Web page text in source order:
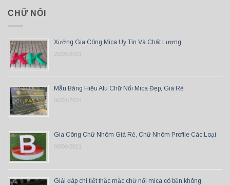
CHỮ NỔI
Xưởng Gia Công Mica Uy Tín Và Chất Lượng
25/05/2021
Mẫu Bảng Hiệu Alu Chữ Nổi Mica Đẹp, Giá Rẻ
06/01/2024
Gia Công Chữ Nhôm Giá Rẻ, Chữ Nhôm Profile Các Loại
08/06/2021
Giải đáp chi tiết thắc mắc chữ nổi mica có bền không